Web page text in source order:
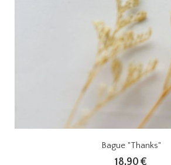
Bague "Thanks"
18,90 €